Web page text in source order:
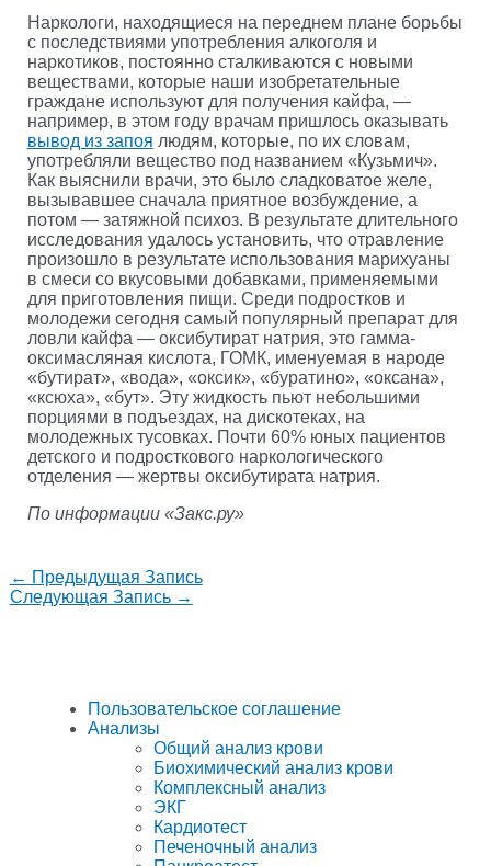
Наркологи, находящиеся на переднем плане борьбы
с последствиями употребления алкоголя и
наркотиков, постоянно сталкиваются с новыми
веществами, которые наши изобретательные
граждане используют для получения кайфа, —
например, в этом году врачам пришлось оказывать
вывод из запоя людям, которые, по их словам,
употребляли вещество под названием «Кузьмич».
Как выяснили врачи, это было сладковатое желе,
вызывавшее сначала приятное возбуждение, а
потом — затяжной психоз. В результате длительного
исследования удалось установить, что отравление
произошло в результате использования марихуаны
в смеси со вкусовыми добавками, применяемыми
для приготовления пищи. Среди подростков и
молодежи сегодня самый популярный препарат для
ловли кайфа — оксибутират натрия, это гамма-
оксимасляная кислота, ГОМК, именуемая в народе
«бутират», «вода», «оксик», «буратино», «оксана»,
«ксюха», «бут». Эту жидкость пьют небольшими
порциями в подъездах, на дискотеках, на
молодежных тусовках. Почти 60% юных пациентов
детского и подросткового наркологического
отделения — жертвы оксибутирата натрия.
По информации «Закс.ру»
← Предыдущая Запись
Следующая Запись →
Пользовательское соглашение
Анализы
Общий анализ крови
Биохимический анализ крови
Комплексный анализ
ЭКГ
Кардиотест
Печеночный анализ